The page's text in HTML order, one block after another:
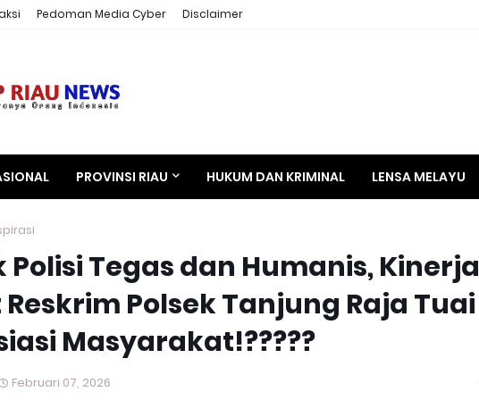
Pedoman Media Cyber Disclaimer
PROVINSI RIAU HUKUM DAN KRIMINAL LENSA MELAYU
Polisi Tegas dan Humanis, Kinerja
Polsek Tanjung Raja Tuai
Masyarakat!?????
Februari 07, 2026